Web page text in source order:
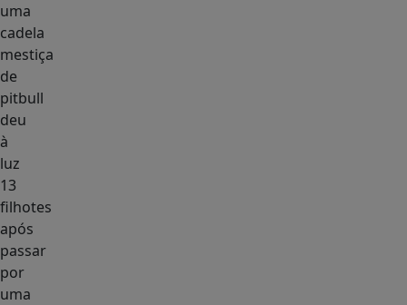
uma
cadela
mestiça
de
pitbull
deu
à
luz
13
filhotes
após
passar
por
uma